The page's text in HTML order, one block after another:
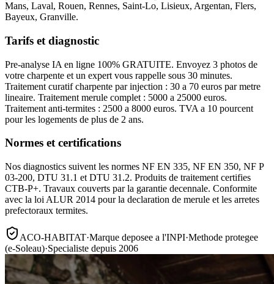
Mans, Laval, Rouen, Rennes, Saint-Lo, Lisieux, Argentan, Flers,
Bayeux, Granville.
Tarifs et diagnostic
Pre-analyse IA en ligne 100% GRATUITE. Envoyez 3 photos de
votre charpente et un expert vous rappelle sous 30 minutes.
Traitement curatif charpente par injection : 30 a 70 euros par metre
lineaire. Traitement merule complet : 5000 a 25000 euros.
Traitement anti-termites : 2500 a 8000 euros. TVA a 10 pourcent
pour les logements de plus de 2 ans.
Normes et certifications
Nos diagnostics suivent les normes NF EN 335, NF EN 350, NF P
03-200, DTU 31.1 et DTU 31.2. Produits de traitement certifies
CTB-P+. Travaux couverts par la garantie decennale. Conformite
avec la loi ALUR 2014 pour la declaration de merule et les arretes
prefectoraux termites.
ACO-HABITAT·Marque deposee a l'INPI·Methode protegee
(e-Soleau)·Specialiste depuis 2006